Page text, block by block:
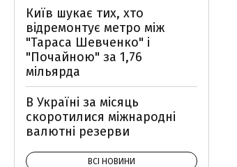
Київ шукає тих, хто
відремонтує метро між
"Тараса Шевченко" і
"Почайною" за 1,76
мільярда
В Україні за місяць
скоротилися міжнародні
валютні резерви
ВСІ НОВИНИ